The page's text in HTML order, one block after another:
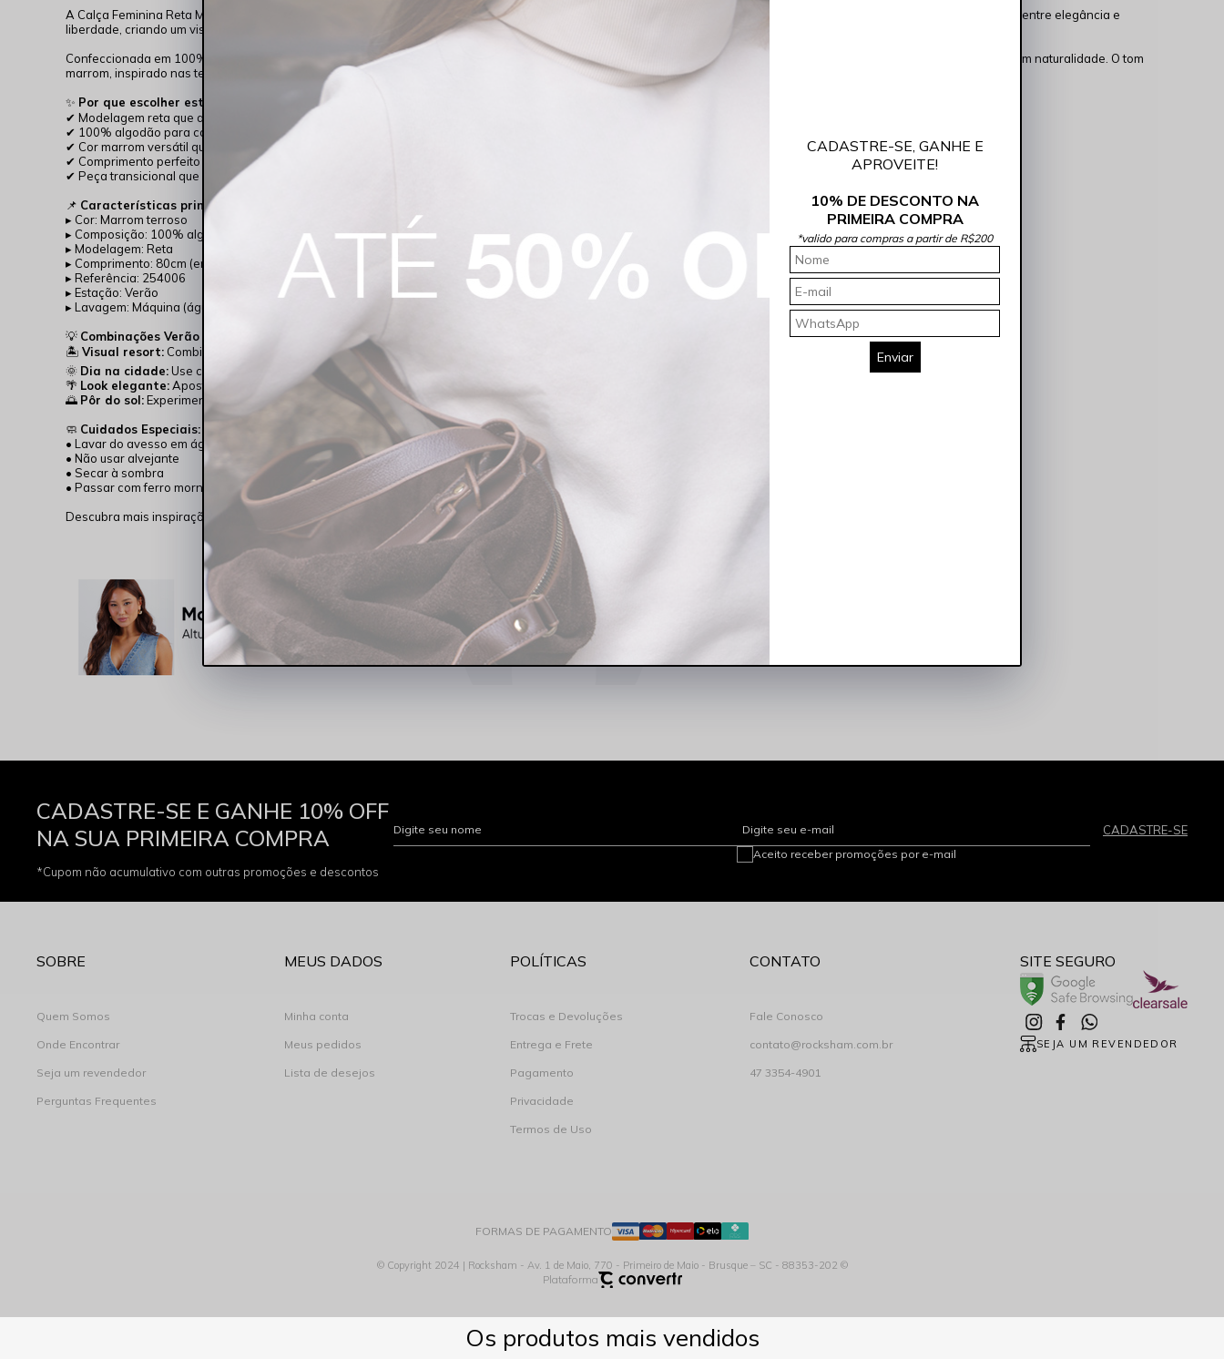
A Calça Feminina Reta Marrom Rocksham é a escolha inteligente para mulheres que valorizam estilo e conforto no verão. Sua modelagem reta oferece o equilíbrio perfeito entre elegância e
liberdade, criando um visual sofisticado que se adapta a qualquer momento do dia.
Confeccionada em 100% algodão de alta qualidade, esta calça garante respirabilidade e frescor nos dias quentes, enquanto o caimento impecável valoriza sua silhueta com naturalidade. O tom
marrom, inspirado nas terras brasileiras, traz calor e sofisticação às suas produções.
✨ Por que escolher esta calça Rocksham?
✔ Modelagem reta que alonga e valoriza a silhueta
✔ 100% algodão para conforto e respirabilidade no verão
✔ Cor marrom versátil que combina com qualquer estilo
✔ Comprimento perfeito de 80cm para visual moderno
✔ Peça transicional que vai do dia a noite com facilidade
📌 Características principais:
▸ Cor: Marrom terroso
▸ Composição: 100% algodão
▸ Modelagem: Reta
▸ Comprimento: 80cm (entreperna)
▸ Referência: 254006
▸ Estação: Verão
▸ Lavagem: Máquina (água fria)
💡 Combinações Verão 2026:
🏝️ Visual resort: Combine com camiseta branca e sandália rasteira
🌞 Dia na cidade:Use com regata leve e tênis lifestyle
🌴 Look elegante:Aposte em blusa de seda e scarpin neutro
🌅 Pôr do sol:Experimente com top cropped e espadrille
🧼 Cuidados Especiais:
• Lavar do avesso em água fria
• Não usar alvejante
• Secar à sombra
• Passar com ferro morno
Descubra mais inspirações verão no
Instagram @RockshamJeans .
CADASTRE-SE E GANHE 10% OFF
NA SUA PRIMEIRA COMPRA
*Cupom não acumulativo com outras promoções e descontos
Digite seu nome Digite seu e-mail CADASTRE-SE
Aceito receber promoções por e-mail
SOBRE
Quem Somos
Onde Encontrar
Seja um revendedor
Perguntas Frequentes
MEUS DADOS
Minha conta
Meus pedidos
Lista de desejos
POLÍTICAS
Trocas e Devoluções
Entrega e Frete
Pagamento
Privacidade
Termos de Uso
CONTATO
Fale Conosco
contato@rocksham.com.br
47 3354-4901
SITE SEGURO
SEJA UM REVENDEDOR
FORMAS DE PAGAMENTO
© Copyright 2024 | Rocksham - Av. 1 de Maio, 770 - Primeiro de Maio - Brusque – SC - 88353-202 ©
Plataforma
CADASTRE-SE, GANHE E
APROVEITE!
10% DE DESCONTO NA
PRIMEIRA COMPRA
*valido para compras a partir de R$200
Enviar